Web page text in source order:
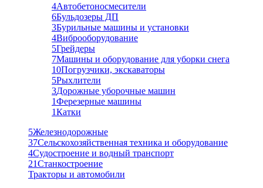
4Автобетоносмесители
6Бульдозеры ДП
3Бурильные машины и установки
4Виброоборудование
5Грейдеры
7Машины и оборудование для уборки снега
10Погрузчики, экскаваторы
5Рыхлители
3Дорожные уборочные машин
1Ферезерные машины
1Катки
5Железнодорожные
37Сельскохозяйственная техника и оборудование
4Судостроение и водный транспорт
21Станкостроение
Тракторы и автомобили